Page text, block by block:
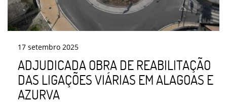
17 setembro 2025
ADJUDICADA OBRA DE REABILITAÇÃO
DAS LIGAÇÕES VIÁRIAS EM ALAGOAS E
AZURVA